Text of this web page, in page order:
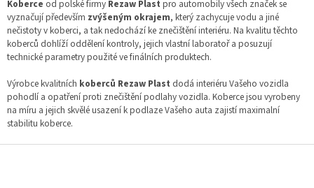
d
a
c
í
p
v
k
y
á
n
í
Koberce od polské firmy Rezaw Plast pro automobily všech značek se
vyznačují především zvýšeným okrajem, který zachycuje vodu a jiné
nečistoty v koberci, a tak nedochází ke znečištění interiéru. Na kvalitu těchto
koberců dohlíží oddělení kontroly, jejich vlastní laboratoř a posuzují
technické parametry použité ve finálních produktech.
Výrobce kvalitních koberců Rezaw Plast dodá interiéru Vašeho vozidla
pohodlí a opatření proti znečištění podlahy vozidla. Koberce jsou vyrobeny
na míru a jejich skvělé usazení k podlaze Vašeho auta zajistí maximalní
stabilitu koberce.